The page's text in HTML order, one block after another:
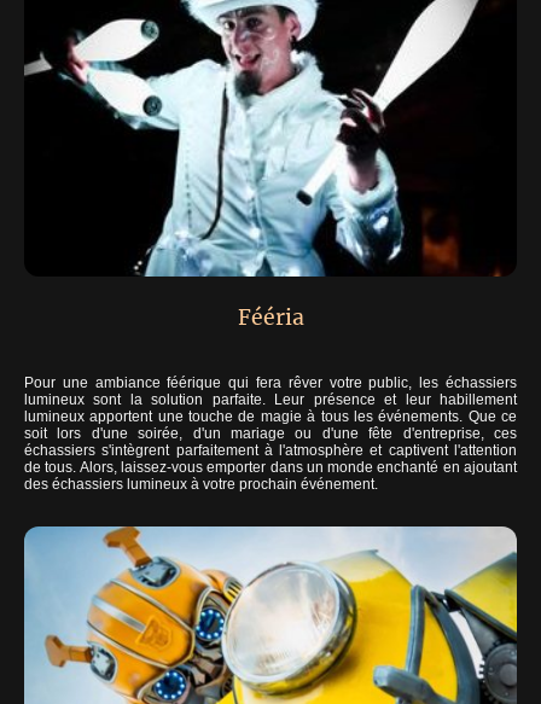
Fééria
Pour une ambiance féérique qui fera rêver votre public, les échassiers
lumineux sont la solution parfaite. Leur présence et leur habillement
lumineux apportent une touche de magie à tous les événements. Que ce
soit lors d'une soirée, d'un mariage ou d'une fête d'entreprise, ces
échassiers s'intègrent parfaitement à l'atmosphère et captivent l'attention
de tous. Alors, laissez-vous emporter dans un monde enchanté en ajoutant
des échassiers lumineux à votre prochain événement.